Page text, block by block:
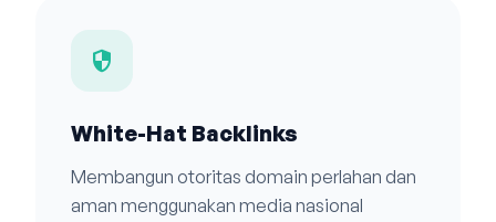
security
White-Hat Backlinks
Membangun otoritas domain perlahan dan
aman menggunakan media nasional